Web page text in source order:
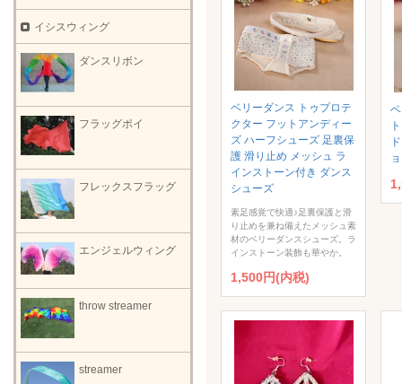
ベリーダンス トゥプロテ
クター フットアンディー
ズ ハーフシューズ 足裏保
護 滑り止め メッシュ ラ
インストーン付き ダンス
シューズ
素足感覚で快適♪足裏保護と滑
り止めを兼ね備えたメッシュ素
材のベリーダンスシューズ。ラ
インストーン装飾も華やか。
1,500円(内税)
イシスウィング
ダンスリボン
フラッグポイ
フレックスフラッグ
エンジェルウィング
throw streamer
streamer